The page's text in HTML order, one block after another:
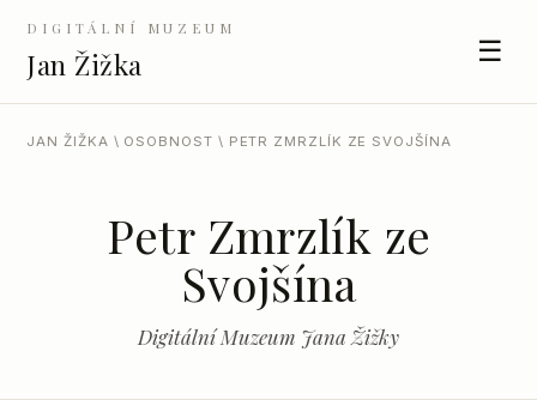
DIGITÁLNÍ MUZEUM
Jan Žižka ☰
JAN ŽIŽKA \ OSOBNOST \ PETR ZMRZLÍK ZE SVOJŠÍNA
Petr Zmrzlík ze
Svojšína
Digitální Muzeum Jana Žižky